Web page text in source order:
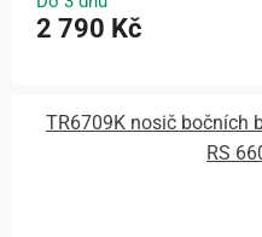
2 790 Kč
TR6709K nosič bočních
RS